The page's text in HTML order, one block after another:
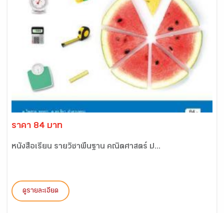
ราคา 84 บาท
หนังสือเรียน รายวิชาพื้นฐาน คณิตศาสตร์ ป...
ดูรายละเอียด